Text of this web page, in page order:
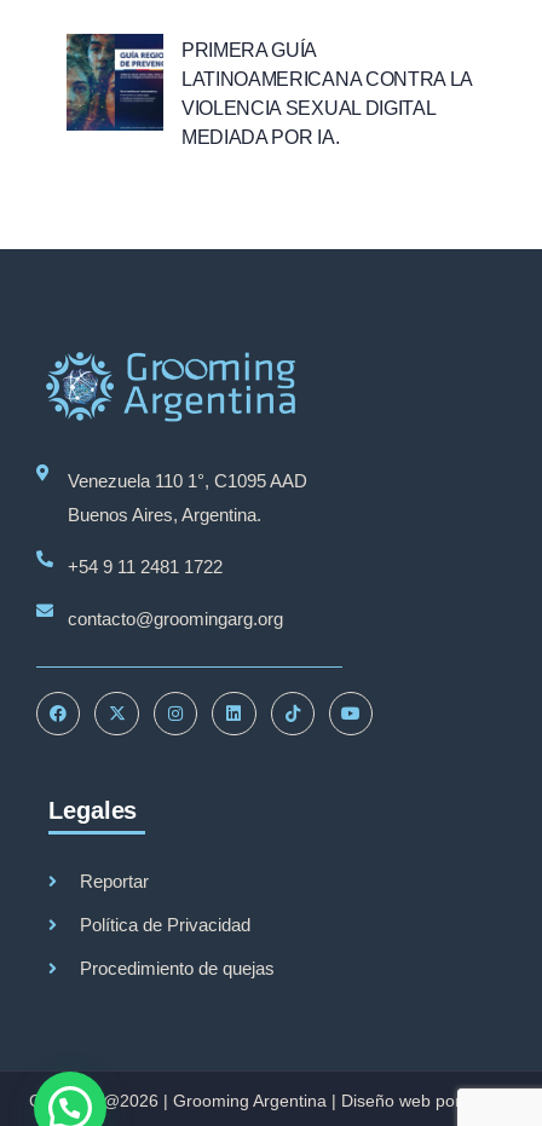
PRIMERA GUÍA
LATINOAMERICANA CONTRA LA
VIOLENCIA SEXUAL DIGITAL
MEDIADA POR IA.
Venezuela 110 1°, C1095 AAD
Buenos Aires, Argentina.
+54 9 11 2481 1722
contacto@groomingarg.org
Legales
Reportar
Política de Privacidad
Procedimiento de quejas
Copyright@2026 | Grooming Argentina | Diseño web por Studio